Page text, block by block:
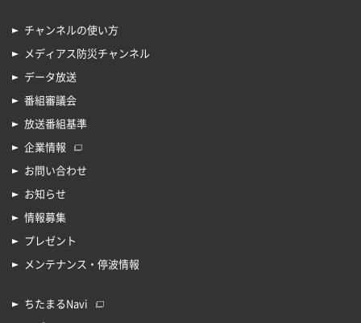
チャンネルの使い方
メディアス防災チャンネル
データ放送
番組審議会
放送番組基準
企業情報
お問い合わせ
お知らせ
情報募集
プレゼント
メンテナンス・停波情報
ちたまるNavi